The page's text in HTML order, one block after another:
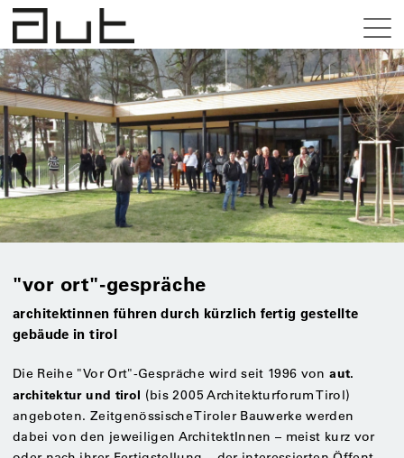
"vor ort"-gespräche
architektinnen führen durch kürzlich fertig gestellte
gebäude in tirol
Die Reihe "Vor Ort"-Gespräche wird seit 1996 vonaut.
architektur und tirol (bis 2005 Architekturforum Tirol)
angeboten. Zeitgenössische Tiroler Bauwerke werden
dabei von den jeweiligen ArchitektInnen – meist kurz vor